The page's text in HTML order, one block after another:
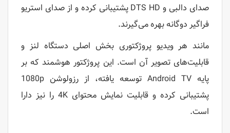
صدای دالبی و DTS HD پشتیبانی کرده و از صدای استریو
فراگیر دوگانه بهره می‌گیرند.
مانند هر ویدیو پروژکتوری بخش اصلی دستگاه لنز و
قابلیت‌های تصویر آن است. این پروژکتور هوشمند که بر
پایه Android TV توسعه یافته، از رزولوشن 1080p
پشتیبانی کرده و قابلیت نمایش محتوای 4K را نیز دارا
است.